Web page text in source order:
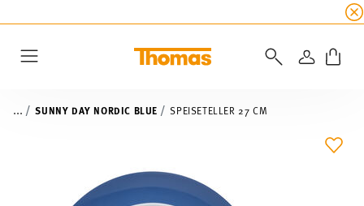
Bis
... SUNNY DAY NORDIC BLUE SPEISETELLER 27 CM
ADD